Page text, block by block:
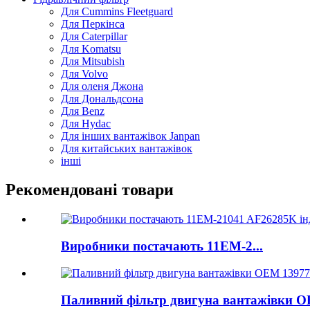
Для Cummins Fleetguard
Для Перкінса
Для Caterpillar
Для Komatsu
Для Mitsubish
Для Volvo
Для оленя Джона
Для Дональдсона
Для Benz
Для Hydac
Для інших вантажівок Janpan
Для китайських вантажівок
інші
Рекомендовані товари
Виробники постачають 11ЕМ-2...
Паливний фільтр двигуна вантажівки